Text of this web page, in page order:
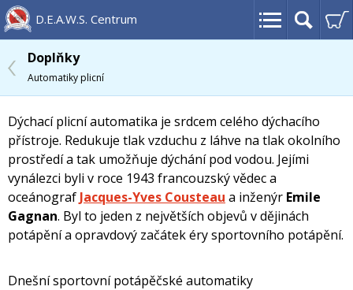
D.E.A.W.S. Centrum
Doplňky
Automatiky plicní
Dýchací plicní automatika je srdcem celého dýchacího
přístroje. Redukuje tlak vzduchu z láhve na tlak okolního
prostředí a tak umožňuje dýchání pod vodou. Jejími
vynálezci byli v roce 1943 francouzský vědec a
oceánograf Jacques-Yves Cousteau a inženýr Emile
Gagnan. Byl to jeden z největších objevů v dějinách
potápění a opravdový začátek éry sportovního potápění.
Dnešní sportovní potápěčské automatiky